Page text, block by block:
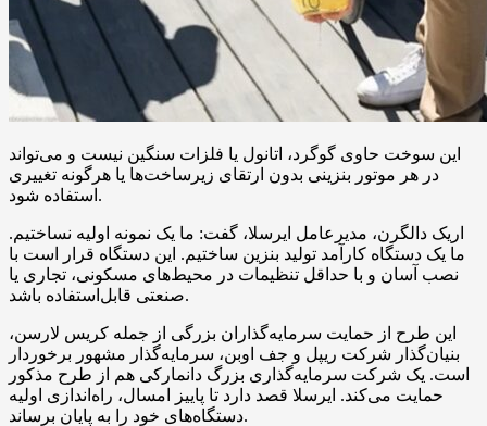
این سوخت حاوی گوگرد، اتانول یا فلزات سنگین نیست و می‌تواند
در هر موتور بنزینی بدون ارتقای زیرساخت‌ها یا هرگونه تغییری
استفاده شود.
اریک دالگرن، مدیرعامل ایرسلا، گفت: ما یک نمونه اولیه نساختیم.
ما یک دستگاه کارآمد تولید بنزین ساختیم. این دستگاه قرار است با
نصب آسان و با حداقل تنظیمات در محیط‌های مسکونی، تجاری یا
صنعتی قابل‌استفاده باشد.
این طرح از حمایت سرمایه‌گذاران بزرگی از جمله کریس لارسن،
بنیان‌گذار شرکت ریپل و جف اوبن، سرمایه‌گذار مشهور برخوردار
است. یک شرکت سرمایه‌گذاری بزرگ دانمارکی هم از طرح مذکور
حمایت می‌کند. ایرسلا قصد دارد تا پاییز امسال، راه‌اندازی اولیه
دستگاه‌های خود را به پایان برساند.